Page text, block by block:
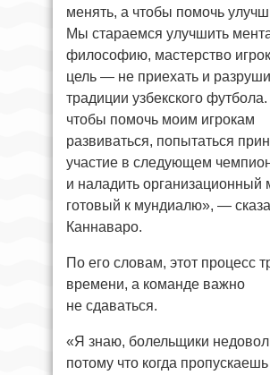
менять, а чтобы помочь
Мы стараемся улучшить
философию, мастерство
цель — не приехать и
традиции узбекского
чтобы помочь моим игрокам
развиваться, попытаться
участие в следующем
и наладить организационный
готовый к мундиалю», —
Каннаваро.
По его словам, этот процесс
времени, а команде важно
не сдаваться.
«Я знаю, болельщики
потому что когда